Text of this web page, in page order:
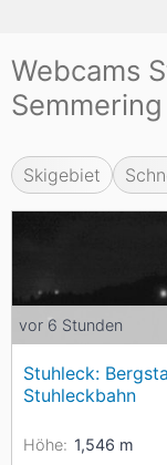
Webcams
Semmering
Skigebiet
vor 6 Stunden
Stuhleck:
Stuhleckbahn
Höhe: 1,546 m